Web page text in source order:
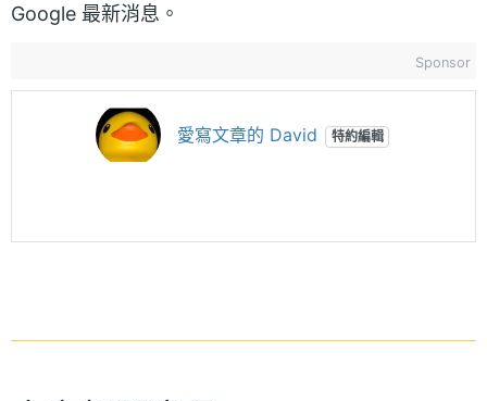
Google 最新消息。
Sponsor
愛寫文章的 David 特約編輯